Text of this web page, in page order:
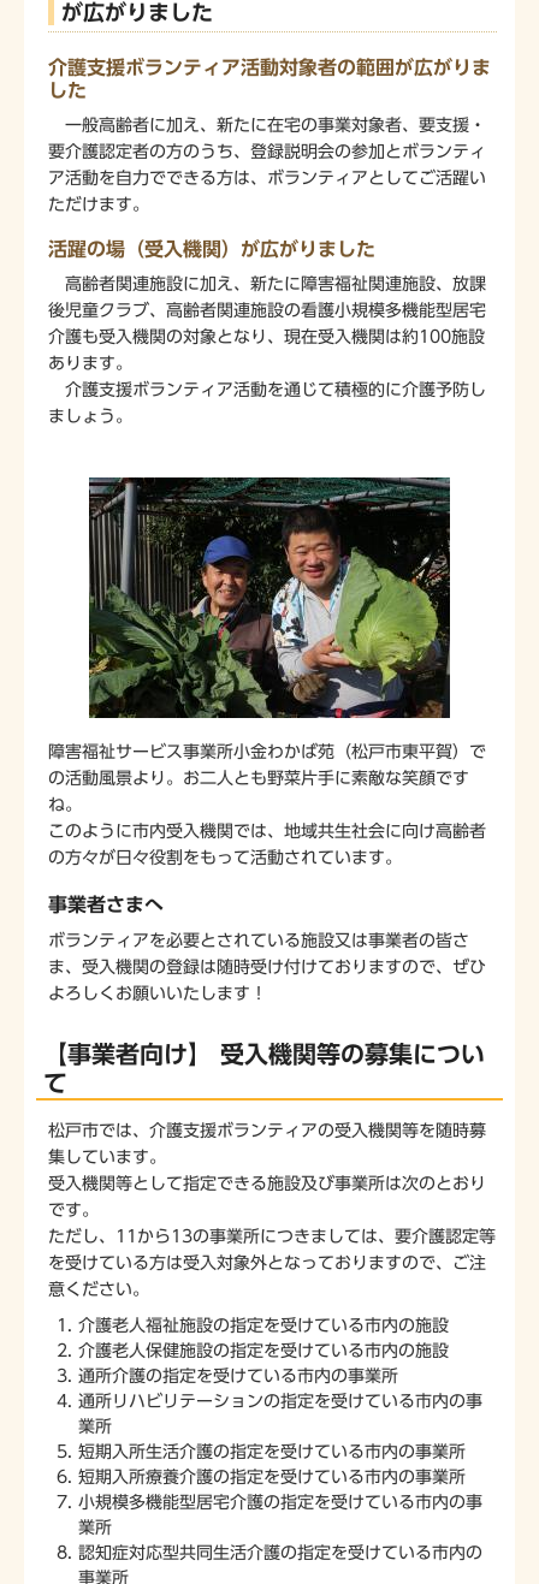
が広がりました
介護支援ボランティア活動対象者の範囲が広がりま
した
一般高齢者に加え、新たに在宅の事業対象者、要支援・
要介護認定者の方のうち、登録説明会の参加とボランティ
ア活動を自力でできる方は、ボランティアとしてご活躍い
ただけます。
活躍の場（受入機関）が広がりました
高齢者関連施設に加え、新たに障害福祉関連施設、放課
後児童クラブ、高齢者関連施設の看護小規模多機能型居宅
介護も受入機関の対象となり、現在受入機関は約100施設
あります。
介護支援ボランティア活動を通じて積極的に介護予防し
ましょう。
障害福祉サービス事業所小金わかば苑（松戸市東平賀）で
の活動風景より。お二人とも野菜片手に素敵な笑顔です
ね。
このように市内受入機関では、地域共生社会に向け高齢者
の方々が日々役割をもって活動されています。
事業者さまへ
ボランティアを必要とされている施設又は事業者の皆さ
ま、受入機関の登録は随時受け付けておりますので、ぜひ
よろしくお願いいたします！
【事業者向け】 受入機関等の募集につい
て
松戸市では、介護支援ボランティアの受入機関等を随時募
集しています。
受入機関等として指定できる施設及び事業所は次のとおり
です。
ただし、11から13の事業所につきましては、要介護認定等
を受けている方は受入対象外となっておりますので、ご注
意ください。
介護老人福祉施設の指定を受けている市内の施設
介護老人保健施設の指定を受けている市内の施設
通所介護の指定を受けている市内の事業所
通所リハビリテーションの指定を受けている市内の事
業所
短期入所生活介護の指定を受けている市内の事業所
短期入所療養介護の指定を受けている市内の事業所
小規模多機能型居宅介護の指定を受けている市内の事
業所
認知症対応型共同生活介護の指定を受けている市内の
事業所